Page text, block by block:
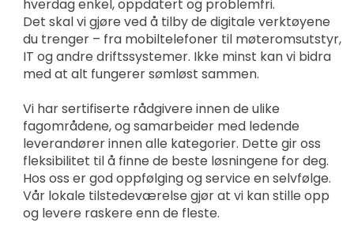
hverdag enkel, oppdatert og problemfri.
Det skal vi gjøre ved å tilby de digitale verktøyene
du trenger – fra mobiltelefoner til møteromsutstyr,
IT og andre driftssystemer. Ikke minst kan vi bidra
med at alt fungerer sømløst sammen.
Vi har sertifiserte rådgivere innen de ulike
fagområdene, og samarbeider med ledende
leverandører innen alle kategorier. Dette gir oss
fleksibilitet til å finne de beste løsningene for deg.
Hos oss er god oppfølging og service en selvfølge.
Vår lokale tilstedeværelse gjør at vi kan stille opp
og levere raskere enn de fleste.